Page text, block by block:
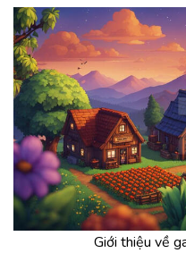
Giới thiệu về